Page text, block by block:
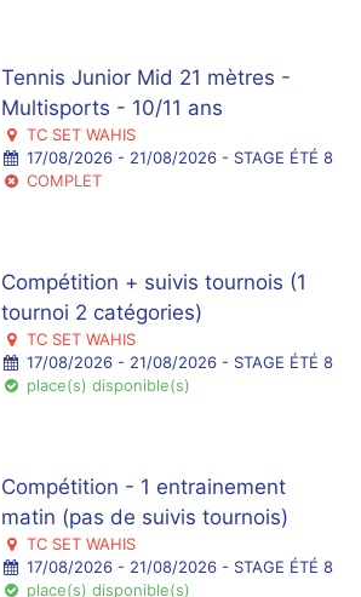
Tennis Junior Mid 21 mètres -
Multisports - 10/11 ans
TC SET WAHIS
17/08/2026 - 21/08/2026 - STAGE ÉTÉ 8
COMPLET
Compétition + suivis tournois (1
tournoi 2 catégories)
TC SET WAHIS
17/08/2026 - 21/08/2026 - STAGE ÉTÉ 8
place(s) disponible(s)
Compétition - 1 entrainement
matin (pas de suivis tournois)
TC SET WAHIS
17/08/2026 - 21/08/2026 - STAGE ÉTÉ 8
place(s) disponible(s)